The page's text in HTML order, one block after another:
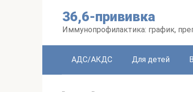
36,6-прививка
Иммунопрофилактика: график,
АДС/АКДС Для детей